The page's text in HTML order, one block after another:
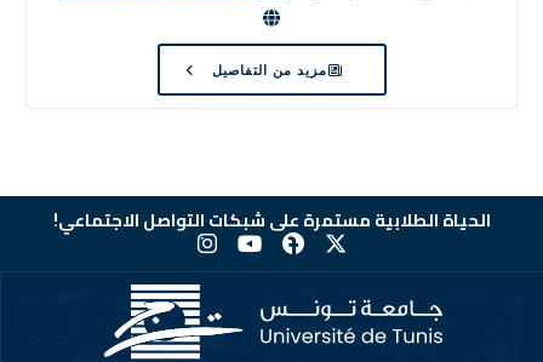
مزيد من التفاصيل
الحياة الطلابية مستمرة على شبكات التواصل الاجتماعي!